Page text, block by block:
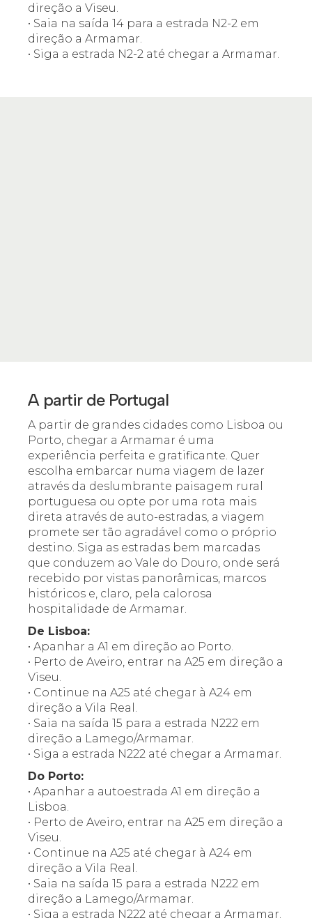
direção a Viseu.
• Saia na saída 14 para a estrada N2-2 em
direção a Armamar.
• Siga a estrada N2-2 até chegar a Armamar.
A partir de Portugal
A partir de grandes cidades como Lisboa ou
Porto, chegar a Armamar é uma
experiência perfeita e gratificante. Quer
escolha embarcar numa viagem de lazer
através da deslumbrante paisagem rural
portuguesa ou opte por uma rota mais
direta através de auto-estradas, a viagem
promete ser tão agradável como o próprio
destino. Siga as estradas bem marcadas
que conduzem ao Vale do Douro, onde será
recebido por vistas panorâmicas, marcos
históricos e, claro, pela calorosa
hospitalidade de Armamar.
De Lisboa:
• Apanhar a A1 em direção ao Porto.
• Perto de Aveiro, entrar na A25 em direção a
Viseu.
• Continue na A25 até chegar à A24 em
direção a Vila Real.
• Saia na saída 15 para a estrada N222 em
direção a Lamego/Armamar.
• Siga a estrada N222 até chegar a Armamar.
Do Porto:
• Apanhar a autoestrada A1 em direção a
Lisboa.
• Perto de Aveiro, entrar na A25 em direção a
Viseu.
• Continue na A25 até chegar à A24 em
direção a Vila Real.
• Saia na saída 15 para a estrada N222 em
direção a Lamego/Armamar.
• Siga a estrada N222 até chegar a Armamar.